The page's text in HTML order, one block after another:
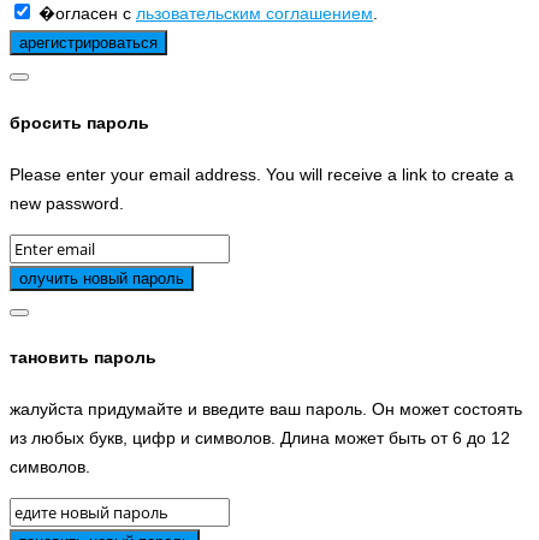
�огласен с льзовательским соглашением.
бросить пароль
Please enter your email address. You will receive a link to create a
new password.
тановить пароль
жалуйста придумайте и введите ваш пароль. Он может состоять
из любых букв, цифр и символов. Длина может быть от 6 до 12
символов.